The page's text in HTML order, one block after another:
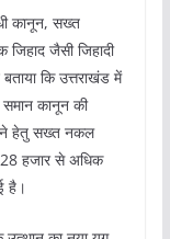
कानून, सख्त
जैसी जिहादी
कि उत्तराखंड में
समान कानून की
हेतु सख्त नकल
28 हजार से अधिक
है।